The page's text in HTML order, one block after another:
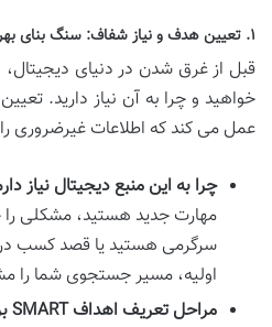
۱. تعیین هدف و نیاز شفاف: سنگ بنای بهره وری
قبل از غرق شدن در دنیای دیجیتال،
خواهید و چرا به آن نیاز دارید.
عمل می کند که اطلاعات غیرضروری
چرا به این منبع دیجیتال نیاز
مهارت جدید هستید، مشکلی را
سرگرمی هستید یا قصد کسب
اولیه، مسیر جستجوی شما
مراحل تعریف اهداف SMART برای استفاده از منابع دیجیتال: